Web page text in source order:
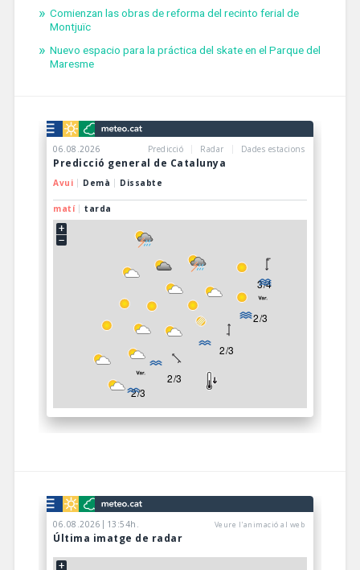
Comienzan las obras de reforma del recinto ferial de
Montjuïc
Nuevo espacio para la práctica del skate en el Parque del
Maresme